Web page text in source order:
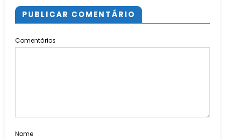
PUBLICAR COMENTÁRIO
Comentários
Nome